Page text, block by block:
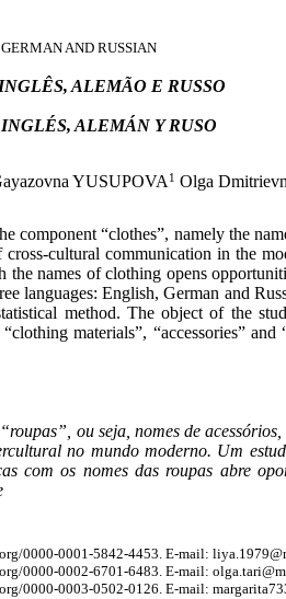
AND RUSSIAN
ALEMÃO E RUSSO
ALEMÁN Y RUSO
YUSUPOVA 1 Olga
“clothes”, namely the
cultural communication in the
names of clothing opens
languages: English, German and
method. The object of the
materials”, “accessories” and
ou seja, nomes de
no mundo moderno. Um
com os nomes das roupas abre
0000-0001-5842-4453. E-mail:
0000-0002-6701-6483. E-mail:
0000-0003-0502-0126. E-mail: